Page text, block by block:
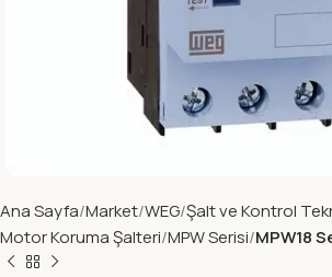
Ana Sayfa Market WEG Şalt ve Kontrol
Motor Koruma Şalteri MPW Serisi MPW18